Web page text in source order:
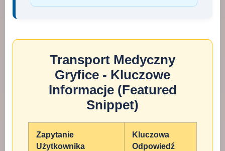
Transport Medyczny
Gryfice - Kluczowe
Informacje (Featured
Snippet)
Zapytanie
Użytkownika
Kluczowa
Odpowiedź